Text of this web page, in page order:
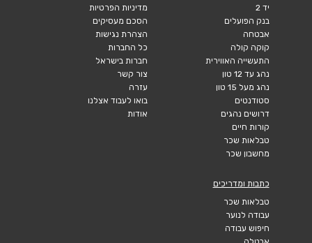
יד 2
בנק הפועלים
אבטחה
קוקה קולה
התעשייה האווירית
נהג עד 12 טון
נהג מעל 15 טון
סטודנטים
דרושים נהגים
קורות חיים
טבלאות שכר
מחשבון שכר
מדיניות הפרטיות
הסכם מעסיקים
הצהרת נגישות
כל החברות
חברות בישראל
צור קשר
עזרה
בואו לעבוד אצלנו
אודות
כתבות ומדריכים
טבלאות שכר
עבודה לנוער
חיפוש עבודה